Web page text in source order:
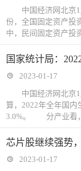
中国经济网北京1
份，全国固定资产投
中，民间固定资产投
国家统计局：
2023-01-17
中国经济网北京1
算，2022年全年国内
3.0%。 分产业看，
芯片股继续强势
2023-01-17